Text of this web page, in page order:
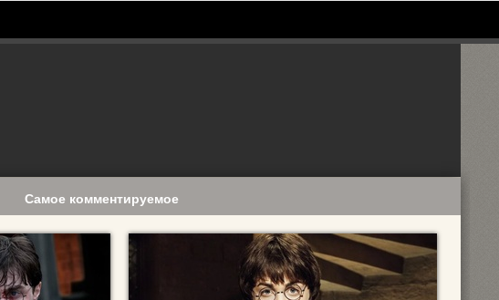
Самое комментируемое